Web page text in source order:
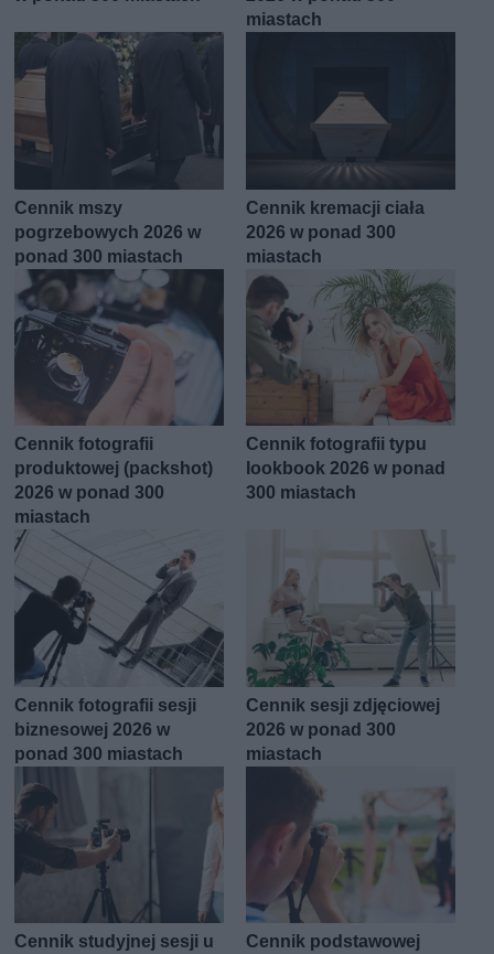
miastach
Cennik mszy
pogrzebowych 2026 w
ponad 300 miastach
Cennik kremacji ciała
2026 w ponad 300
miastach
Cennik fotografii
produktowej (packshot)
2026 w ponad 300
miastach
Cennik fotografii typu
lookbook 2026 w ponad
300 miastach
Cennik fotografii sesji
biznesowej 2026 w
ponad 300 miastach
Cennik sesji zdjęciowej
2026 w ponad 300
miastach
Cennik studyjnej sesji u
Cennik podstawowej